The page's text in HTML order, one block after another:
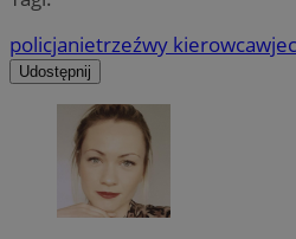
policjanietrzeźwy kierowca
Udostępnij